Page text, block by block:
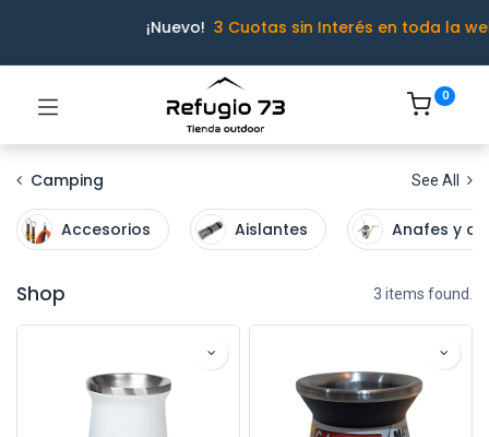
¡Nuevo! 3 Cuotas sin Interés en toda la
0
Camping See All
Accesorios Aislantes Anafes y
Shop 3 items found.
Ivo · Refugio 73
● En línea